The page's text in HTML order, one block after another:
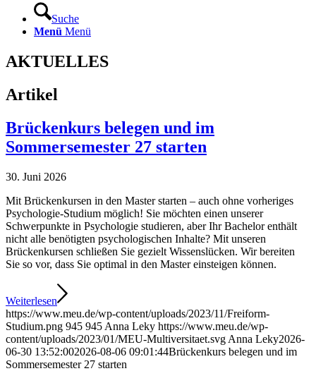
Suche
Menü Menü
AKTUELLES
Artikel
Brückenkurs belegen und im
Sommersemester 27 starten
30. Juni 2026
Mit Brückenkursen in den Master starten – auch ohne vorheriges
Psychologie-Studium möglich! Sie möchten einen unserer
Schwerpunkte in Psychologie studieren, aber Ihr Bachelor enthält
nicht alle benötigten psychologischen Inhalte? Mit unseren
Brückenkursen schließen Sie gezielt Wissenslücken. Wir bereiten
Sie so vor, dass Sie optimal in den Master einsteigen können.
Weiterlesen
https://www.meu.de/wp-content/uploads/2023/11/Freiform-
Studium.png 945 945 Anna Leky https://www.meu.de/wp-
content/uploads/2023/01/MEU-Multiversitaet.svg Anna Leky2026-
06-30 13:52:002026-08-06 09:01:44Brückenkurs belegen und im
Sommersemester 27 starten